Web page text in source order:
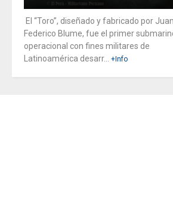
El “Toro”, diseñado y fabricado por Juan
Federico Blume, fue el primer
operacional con fines militares de
Latinoamérica desarr...
+Info